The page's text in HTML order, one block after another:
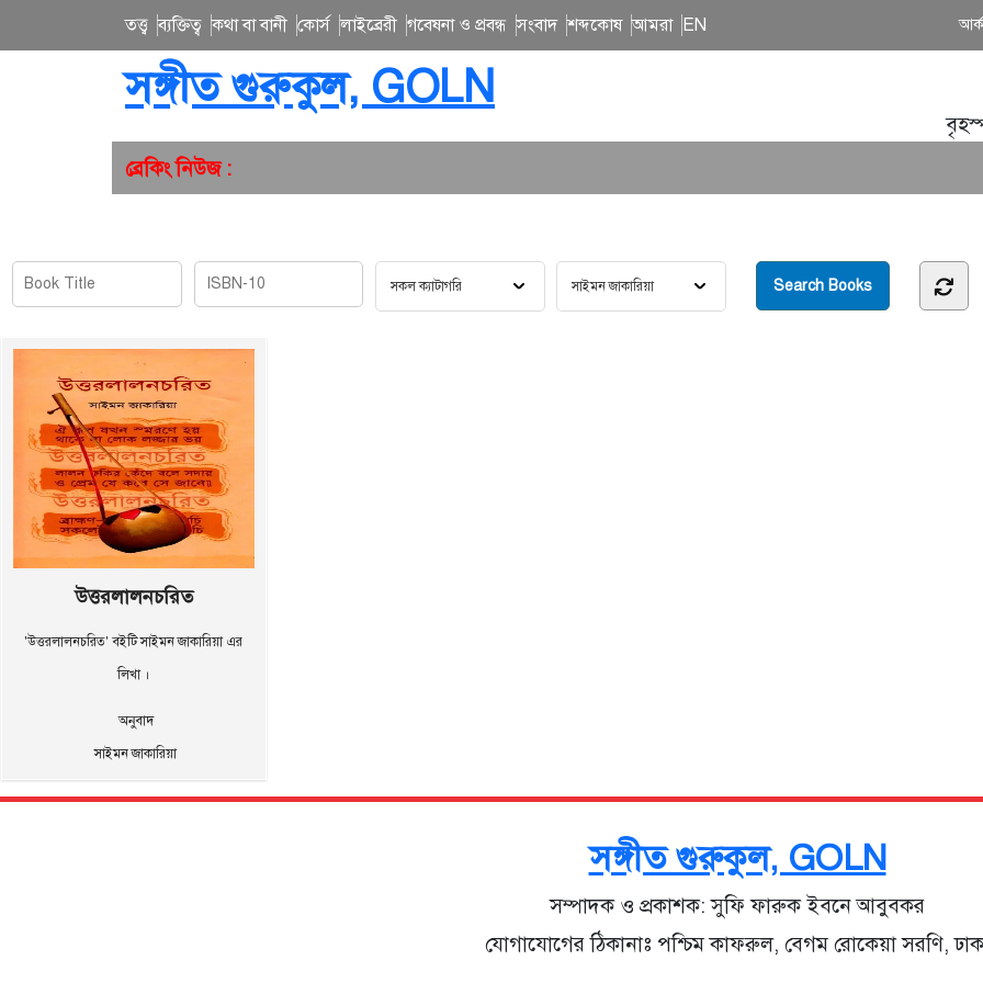
তত্ত্ব ব্যক্তিত্ব কথা বা বানী কোর্স লাইব্রেরী গবেষনা ও প্রবন্ধ সংবাদ শব্দকোষ আমরা EN
সঙ্গীত গুরুকুল, GOLN
ব্রেকিং নিউজ :
উত্তরলালনচরিত
'উত্তরলালনচরিত' বইটি সাইমন জাকারিয়া এর
লিখা ।
অনুবাদ
সাইমন জাকারিয়া
সঙ্গীত গুরুকুল, GOLN
সম্পাদক ও প্রকাশক: সুফি ফারুক ইবনে আবুবকর
যোগাযোগের ঠিকানাঃ পশ্চিম কাফরুল, বেগম রোকেয়া সরণি,